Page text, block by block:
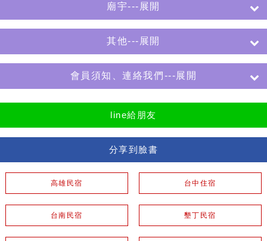
廟宇---展開
其他---展開
會員須知、連絡我們---展開
line給朋友
分享到臉書
高雄民宿 台中住宿
台南民宿 墾丁民宿